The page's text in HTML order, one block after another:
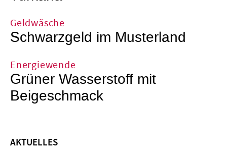
Geldwäsche
Schwarzgeld im Musterland
Energiewende
Grüner Wasserstoff mit
Beigeschmack
AKTUELLES